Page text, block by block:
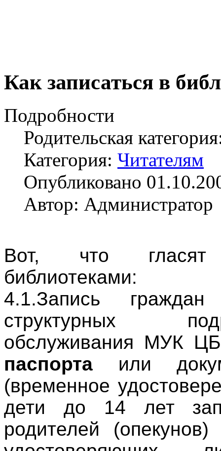
Как записаться в
Подробности
Родительская
Категория: Читателям
Опубликовано
Автор: Администратор
Вот, что гласят
библиотеками:
4.1.Запись
структурных
обслуживания МУК
паспорта или
(временное
дети до 14 лет
родителей